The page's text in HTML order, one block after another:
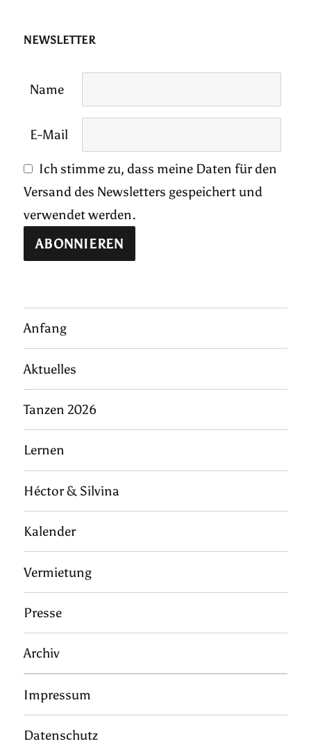
NEWSLETTER
Name
E-Mail
Ich stimme zu, dass meine Daten für den
Versand des Newsletters gespeichert und
verwendet werden.
Anfang
Aktuelles
Tanzen 2026
Lernen
Héctor & Silvina
Kalender
Vermietung
Presse
Archiv
Impressum
Datenschutz